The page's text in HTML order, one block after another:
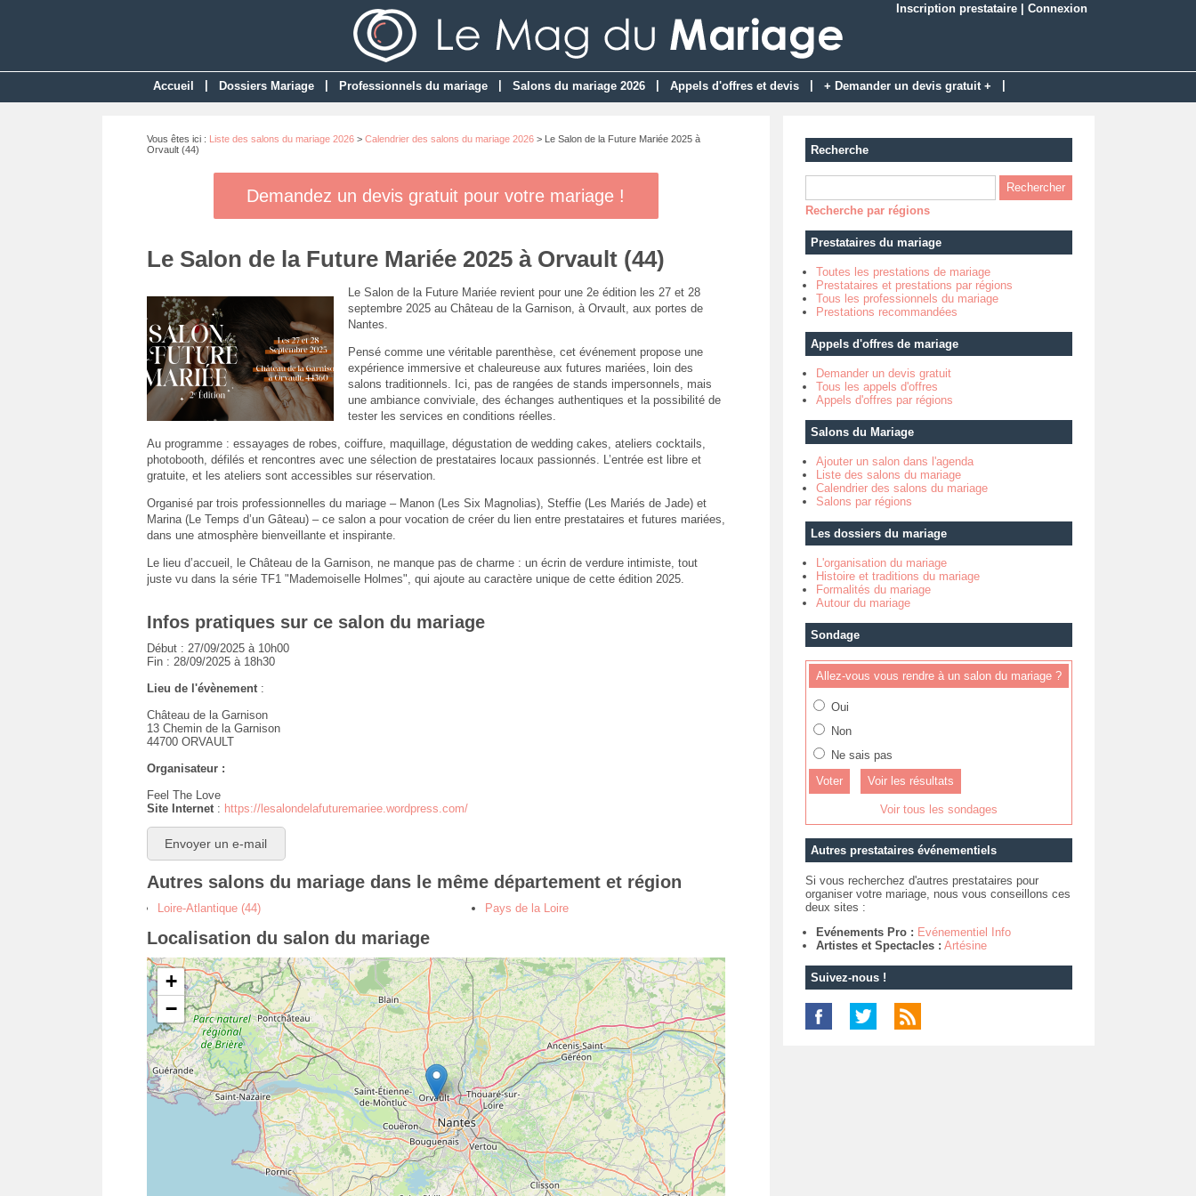
Inscription prestataire Connexion
Accueil Dossiers Mariage Professionnels du mariage Salons du mariage 2026 Appels d'offres et devis + Demander un devis gratuit +
Vous êtes ici : Liste des salons du mariage 2026> Calendrier des salons du mariage 2026> Le Salon de la Future Mariée 2025 à
Orvault (44)
Demandez un devis gratuit pour votre mariage !
Le Salon de la Future Mariée 2025 à Orvault (44)
Le Salon de la Future Mariée revient pour une 2e édition les 27 et 28
septembre 2025 au Château de la Garnison, à Orvault, aux portes de
Nantes.
Pensé comme une véritable parenthèse, cet événement propose une
expérience immersive et chaleureuse aux futures mariées, loin des
salons traditionnels. Ici, pas de rangées de stands impersonnels, mais
une ambiance conviviale, des échanges authentiques et la possibilité de
tester les services en conditions réelles.
Au programme : essayages de robes, coiffure, maquillage, dégustation de wedding cakes, ateliers cocktails,
photobooth, défilés et rencontres avec une sélection de prestataires locaux passionnés. L’entrée est libre et
gratuite, et les ateliers sont accessibles sur réservation.
Organisé par trois professionnelles du mariage – Manon (Les Six Magnolias), Steffie (Les Mariés de Jade) et
Marina (Le Temps d’un Gâteau) – ce salon a pour vocation de créer du lien entre prestataires et futures mariées,
dans une atmosphère bienveillante et inspirante.
Le lieu d’accueil, le Château de la Garnison, ne manque pas de charme : un écrin de verdure intimiste, tout
juste vu dans la série TF1 "Mademoiselle Holmes", qui ajoute au caractère unique de cette édition 2025.
Infos pratiques sur ce salon du mariage
Début : 27/09/2025 à 10h00
Fin : 28/09/2025 à 18h30
Lieu de l'évènement:
Château de la Garnison
13 Chemin de la Garnison
44700 ORVAULT
Organisateur :
Feel The Love
Site Internet: https://lesalondelafuturemariee.wordpress.com/
Envoyer un e-mail
Autres salons du mariage dans le même département et région
Loire-Atlantique (44) Pays de la Loire
Localisation du salon du mariage
+
−
Recherche
Recherche par régions
Prestataires du mariage
Toutes les prestations de mariage
Prestataires et prestations par régions
Tous les professionnels du mariage
Prestations recommandées
Appels d'offres de mariage
Demander un devis gratuit
Tous les appels d'offres
Appels d'offres par régions
Salons du Mariage
Ajouter un salon dans l'agenda
Liste des salons du mariage
Calendrier des salons du mariage
Salons par régions
Les dossiers du mariage
L'organisation du mariage
Histoire et traditions du mariage
Formalités du mariage
Autour du mariage
Sondage
Allez-vous vous rendre à un salon du mariage ?
Oui
Non
Ne sais pas
Voir les résultats
Voir tous les sondages
Autres prestataires événementiels
Si vous recherchez d'autres prestataires pour
organiser votre mariage, nous vous conseillons ces
deux sites :
Evénements Pro : Evénementiel Info
Artistes et Spectacles : Artésine
Suivez-nous !